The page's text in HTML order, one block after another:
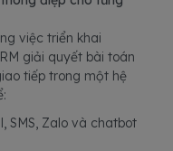
việc triển khai
giải quyết bài toán
tiếp trong một hệ
SMS, Zalo và chatbot